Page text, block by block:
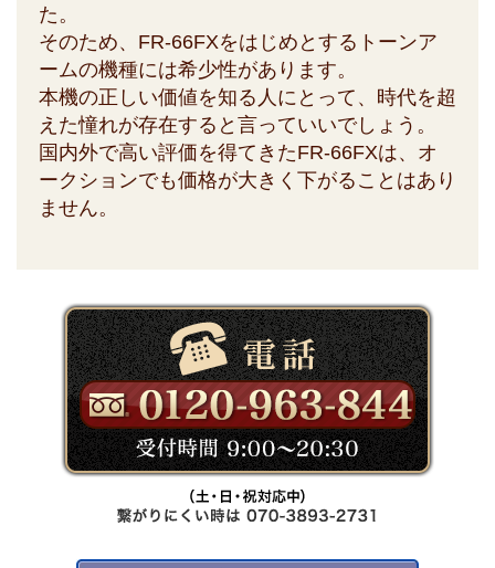
た。
そのため、FR-66FXをはじめとするトーンア
ームの機種には希少性があります。
本機の正しい価値を知る人にとって、時代を超
えた憧れが存在すると言っていいでしょう。
国内外で高い評価を得てきたFR-66FXは、オ
ークションでも価格が大きく下がることはあり
ません。